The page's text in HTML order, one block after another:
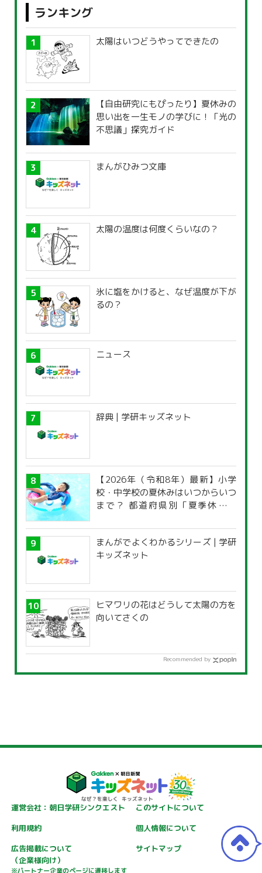
ランキング
太陽はいつどうやってできたの
【自由研究にもぴったり】夏休みの
思い出を一生モノの学びに！「光の
不思議」探究ガイド
まんがひみつ文庫
太陽の温度は何度くらいなの？
氷に塩をかけると、なぜ温度が下が
るの？
ニュース
辞典 | 学研キッズネット
【2026年（令和8年）最新】小学
校・中学校の夏休みはいつからいつ
まで？ 都道府県別「夏季休暇一
まんがでよくわかるシリーズ | 学研
キッズネット
ヒマワリの花はどうして太陽の方を
向いてさくの
Recommended by
運営会社：朝日学研シンクエスト
このサイトについて
利用規約
個人情報について
広告掲載について
（企業様向け）
※パートナー企業のページに遷移します
サイトマップ